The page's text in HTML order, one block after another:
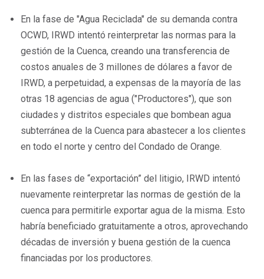
En la fase de "Agua Reciclada" de su demanda contra
OCWD, IRWD intentó reinterpretar las normas para la
gestión de la Cuenca, creando una transferencia de
costos anuales de 3 millones de dólares a favor de
IRWD, a perpetuidad, a expensas de la mayoría de las
otras 18 agencias de agua ("Productores"), que son
ciudades y distritos especiales que bombean agua
subterránea de la Cuenca para abastecer a los clientes
en todo el norte y centro del Condado de Orange.
En las fases de “exportación” del litigio, IRWD intentó
nuevamente reinterpretar las normas de gestión de la
cuenca para permitirle exportar agua de la misma. Esto
habría beneficiado gratuitamente a otros, aprovechando
décadas de inversión y buena gestión de la cuenca
financiadas por los productores.